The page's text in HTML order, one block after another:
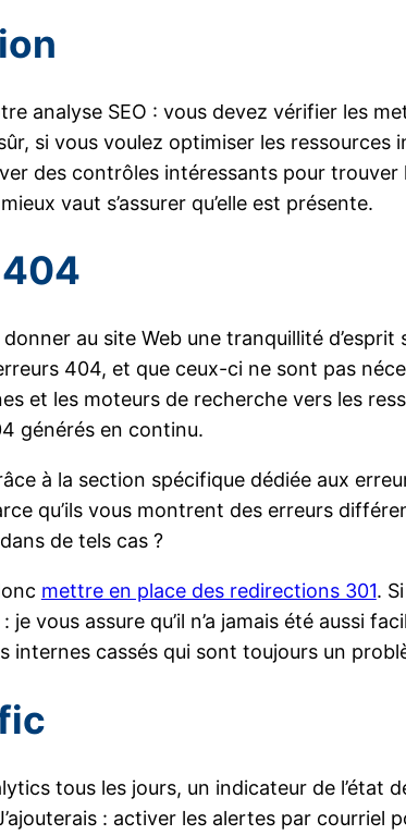
analyse SEO : vous devez vérifier les
si vous voulez optimiser les
des contrôles intéressants pour
vaut s’assurer qu’elle est présente.
404
au site Web une tranquillité
404, et que ceux-ci ne sont pas
et les moteurs de recherche vers les
générés en continu.
à la section spécifique dédiée aux
qu’ils vous montrent des erreurs
de tels cas ?
mettre en place des redirections 301.
vous assure qu’il n’a jamais été aussi
internes cassés qui sont toujours un
tous les jours, un indicateur de l’état
: activer les alertes par courriel